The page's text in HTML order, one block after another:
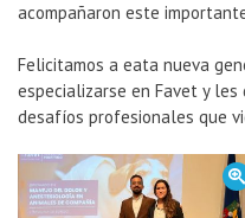
acompañaron este
Felicitamos a eata nueva
especializarse en Favet y
desafíos profesionales que